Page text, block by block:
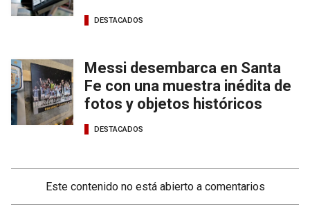
DESTACADOS
Messi desembarca en Santa
Fe con una muestra inédita de
fotos y objetos históricos
DESTACADOS
Este contenido no está abierto a comentarios